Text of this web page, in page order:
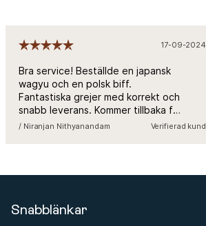
17-09-2024
Bra service! Beställde en japansk
wagyu och en polsk biff.
Fantastiska grejer med korrekt och
snabb leverans. Kommer tillbaka för
mer!
/ Niranjan Nithyanandam Verifierad kund
Snabblänkar